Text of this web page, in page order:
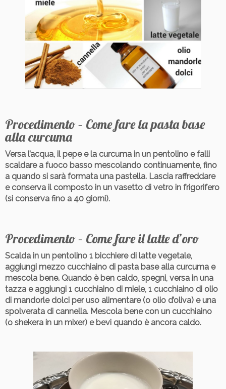
Procedimento – Come fare la pasta base
alla curcuma
Versa l’acqua, il pepe e la curcuma in un pentolino e falli
scaldare a fuoco basso mescolando continuamente, fino
a quando si sarà formata una pastella. Lascia raffreddare
e conserva il composto in un vasetto di vetro in frigorifero
(si conserva fino a 40 giorni).
Procedimento – Come fare il latte d’oro
Scalda in un pentolino 1 bicchiere di latte vegetale,
aggiungi mezzo cucchiaino di pasta base alla curcuma e
mescola bene. Quando è ben caldo, spegni, versa in una
tazza e aggiungi 1 cucchiaino di miele, 1 cucchiaino di olio
di mandorle dolci per uso alimentare (o olio d’oliva) e una
spolverata di cannella. Mescola bene con un cucchiaino
(o shekera in un mixer) e bevi quando è ancora caldo.